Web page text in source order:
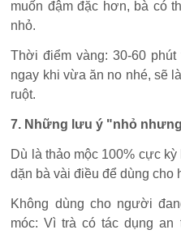
muốn đậm đặc hơn, bà có
nhỏ.
Thời điểm vàng: 30-60
ngay khi vừa ăn no nhé, sẽ
ruột.
7. Những lưu ý "nhỏ
Dù là thảo mộc 100% cực
dặn bà vài điều để dùng cho
Không dùng cho người
móc: Vì trà có tác dụng